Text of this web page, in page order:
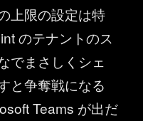
上限の設定は特
のテナントのス
でまさしくシェ
と争奪戦になる
Teams が出だ